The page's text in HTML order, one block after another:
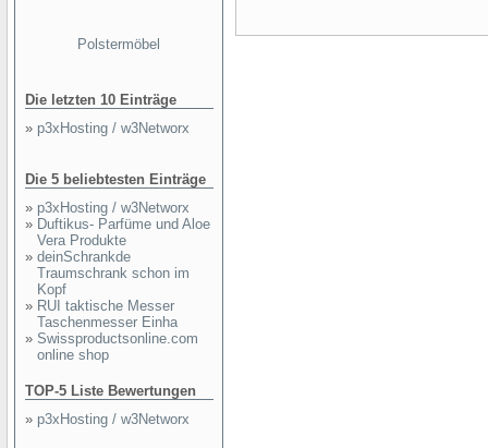
Polstermöbel
Die letzten 10 Einträge
» p3xHosting / w3Networx
Die 5 beliebtesten Einträge
» p3xHosting / w3Networx
» Duftikus- Parfüme und Aloe
Vera Produkte
» deinSchrankde
Traumschrank schon im
Kopf
» RUI taktische Messer
Taschenmesser Einha
» Swissproductsonline.com
online shop
TOP-5 Liste Bewertungen
» p3xHosting / w3Networx